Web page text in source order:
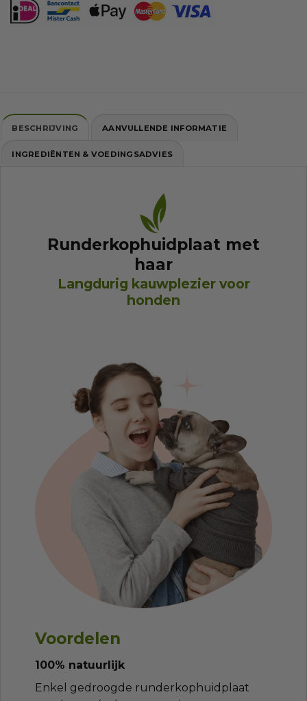
BESCHRIJVING AANVULLENDE INFORMATIE
INGREDIËNTEN & VOEDINGSADVIES
Runderkophuidplaat met
haar
Langdurig kauwplezier voor
honden
Voordelen
100% natuurlijk
Enkel gedroogde runderkophuidplaat